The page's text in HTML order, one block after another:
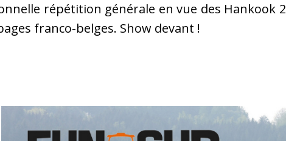
répétition générale en vue des Hankook
franco-belges. Show devant !